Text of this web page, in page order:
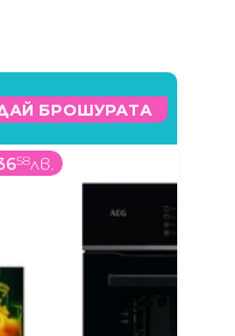
БРОШУРАТА
58лв.